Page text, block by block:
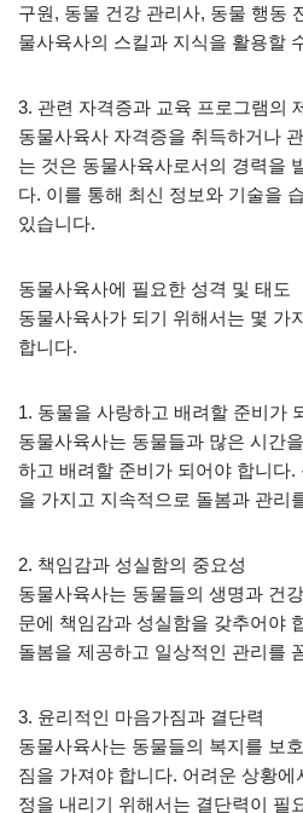
구원, 동물 건강 관리사, 동물 행동
물사육사의 스킬과 지식을 활용할
3. 관련 자격증과 교육 프로그램의
동물사육사 자격증을 취득하거나
는 것은 동물사육사로서의 경력을
다. 이를 통해 최신 정보와 기술을
있습니다.
동물사육사에 필요한 성격 및 태도
동물사육사가 되기 위해서는 몇 가
합니다.
1. 동물을 사랑하고 배려할 준비가
동물사육사는 동물들과 많은 시간
하고 배려할 준비가 되어야 합니다.
을 가지고 지속적으로 돌봄과 관리
2. 책임감과 성실함의 중요성
동물사육사는 동물들의 생명과 건
문에 책임감과 성실함을 갖추어야
돌봄을 제공하고 일상적인 관리를
3. 윤리적인 마음가짐과 결단력
동물사육사는 동물들의 복지를 보
짐을 가져야 합니다. 어려운 상황
정을 내리기 위해서는 결단력이 필